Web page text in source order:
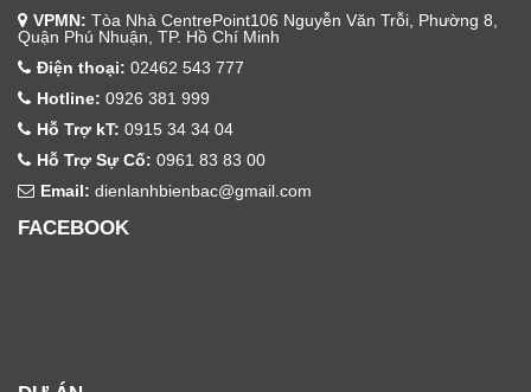
VPMN: Tòa Nhà CentrePoint106 Nguyễn Văn Trỗi, Phường 8,
Quận Phú Nhuận, TP. Hồ Chí Minh
Điện thoại: 02462 543 777
Hotline: 0926 381 999
Hỗ Trợ kT: 0915 34 34 04
Hỗ Trợ Sự Cố: 0961 83 83 00
Email: dienlanhbienbac@gmail.com
FACEBOOK